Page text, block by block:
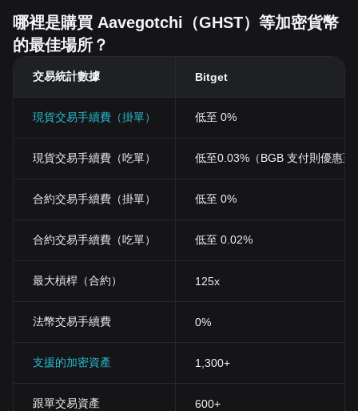
哪裡是購買 Aavegotchi（GHST）等加密貨幣
的最佳場所？
交易統計數據 Bitget
現貨交易手續費（掛單） 低至 0%
現貨交易手續費（吃單） 低至0.03%（BGB 支付則優惠至
合約交易手續費（掛單） 低至 0%
合約交易手續費（吃單） 低至 0.02%
最大槓桿（合約） 125x
法幣交易手續費 0%
支援的加密資產 1,300+
跟單交易資產 600+